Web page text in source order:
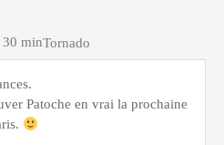
Tornado
min
Patoche en vrai la prochaine